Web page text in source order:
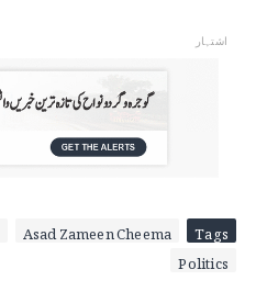
اشتہار
Tags
Asad Zameen Cheema
Politics